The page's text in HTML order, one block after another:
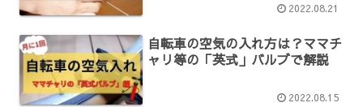
2022.08.21
自転車の空気の入れ方は？ママチ
ャリ等の「英式」バルブで解説
2022.08.15